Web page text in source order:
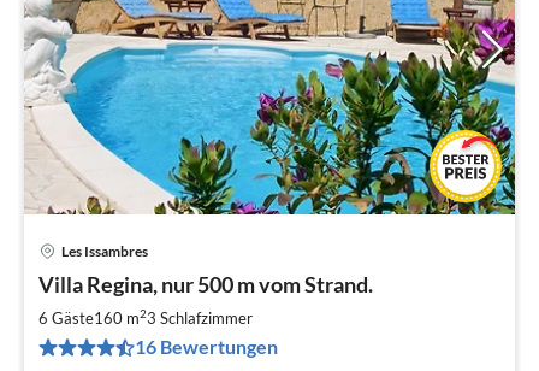
Les Issambres
Villa Regina, nur 500 m vom Strand.
6 Gäste160 m23 Schlafzimmer
16 Bewertungen